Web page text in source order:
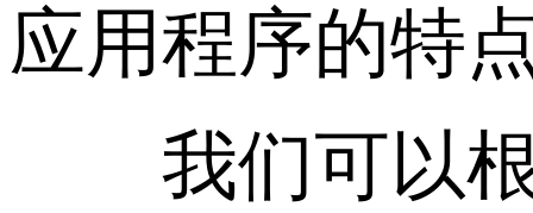
应用程序的特
我们可以根